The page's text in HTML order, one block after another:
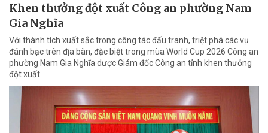
Khen thưởng đột xuất Công an phường Nam
Gia Nghĩa
Với thành tích xuất sắc trong công tác đấu tranh, triệt phá các vụ
đánh bạc trên địa bàn, đặc biệt trong mùa World Cup 2026 Công an
phường Nam Gia Nghĩa dược Giám đốc Công an tỉnh khen thưởng
đột xuất.